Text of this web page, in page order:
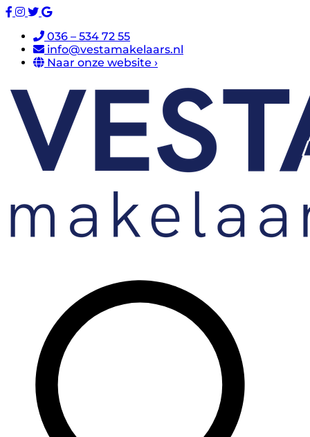
036 – 534 72 55
info@vestamakelaars.nl
Naar onze website ›